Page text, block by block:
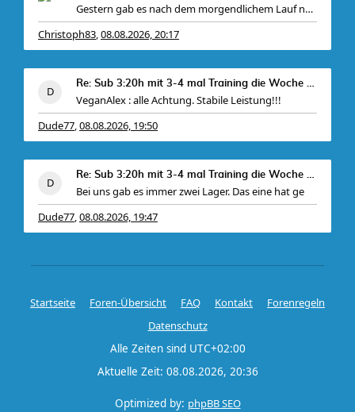
Gestern gab es nach dem morgendlichem Lauf noch
Christoph83,08.08.2026, 20:17
Re: Sub 3:20h mit 3-4 mal Training die Woche machb
VeganAlex : alle Achtung. Stabile Leistung!!!
Dude77,08.08.2026, 19:50
Re: Sub 3:20h mit 3-4 mal Training die Woche machb
Bei uns gab es immer zwei Lager. Das eine hat ge
Dude77,08.08.2026, 19:47
Startseite Foren-Übersicht FAQ Kontakt
Forenregeln
Datenschutz
Alle Zeiten sind UTC+02:00
Aktuelle Zeit: 08.08.2026, 20:36
Optimized by: phpBB SEO